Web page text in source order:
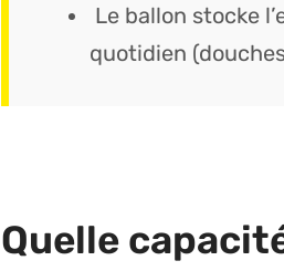
Le ballon stocke
quotidien
Quelle